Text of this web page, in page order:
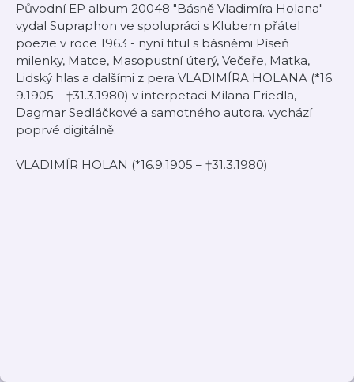
Původní EP album 20048 "Básně Vladimíra Holana"
vydal Supraphon ve spolupráci s Klubem přátel
poezie v roce 1963 - nyní titul s básněmi Píseň
milenky, Matce, Masopustní úterý, Večeře, Matka,
Lidský hlas a dalšími z pera VLADIMÍRA HOLANA (*16.
9.1905 – †31.3.1980) v interpetaci Milana Friedla,
Dagmar Sedláčkové a samotného autora. vychází
poprvé digitálně.
VLADIMÍR HOLAN (*16.9.1905 – †31.3.1980)